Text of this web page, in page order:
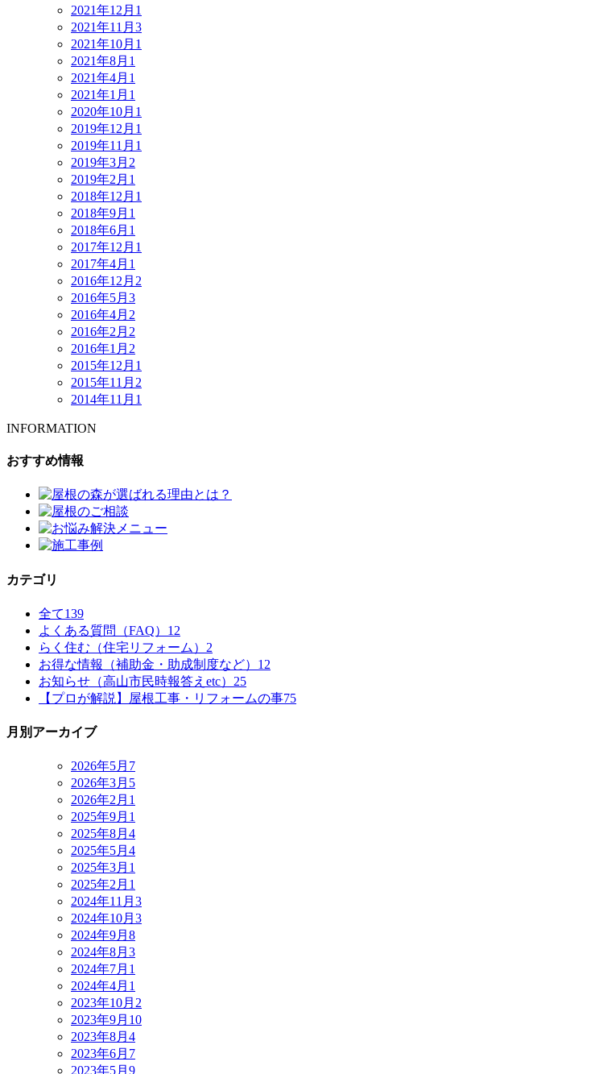
2021年12月 1
2021年11月 3
2021年10月 1
2021年8月 1
2021年4月 1
2021年1月 1
2020年10月 1
2019年12月 1
2019年11月 1
2019年3月 2
2019年2月 1
2018年12月 1
2018年9月 1
2018年6月 1
2017年12月 1
2017年4月 1
2016年12月 2
2016年5月 3
2016年4月 2
2016年2月 2
2016年1月 2
2015年12月 1
2015年11月 2
2014年11月 1
INFORMATION
おすすめ情報
カテゴリ
全て139
よくある質問（FAQ） 12
らく住む（住宅リフォーム） 2
お得な情報（補助金・助成制度など） 12
お知らせ（高山市民時報答えetc） 25
【プロが解説】屋根工事・リフォームの事75
月別アーカイブ
2026年5月 7
2026年3月 5
2026年2月 1
2025年9月 1
2025年8月 4
2025年5月 4
2025年3月 1
2025年2月 1
2024年11月 3
2024年10月 3
2024年9月 8
2024年8月 3
2024年7月 1
2024年4月 1
2023年10月 2
2023年9月 10
2023年8月 4
2023年6月 7
2023年5月 9